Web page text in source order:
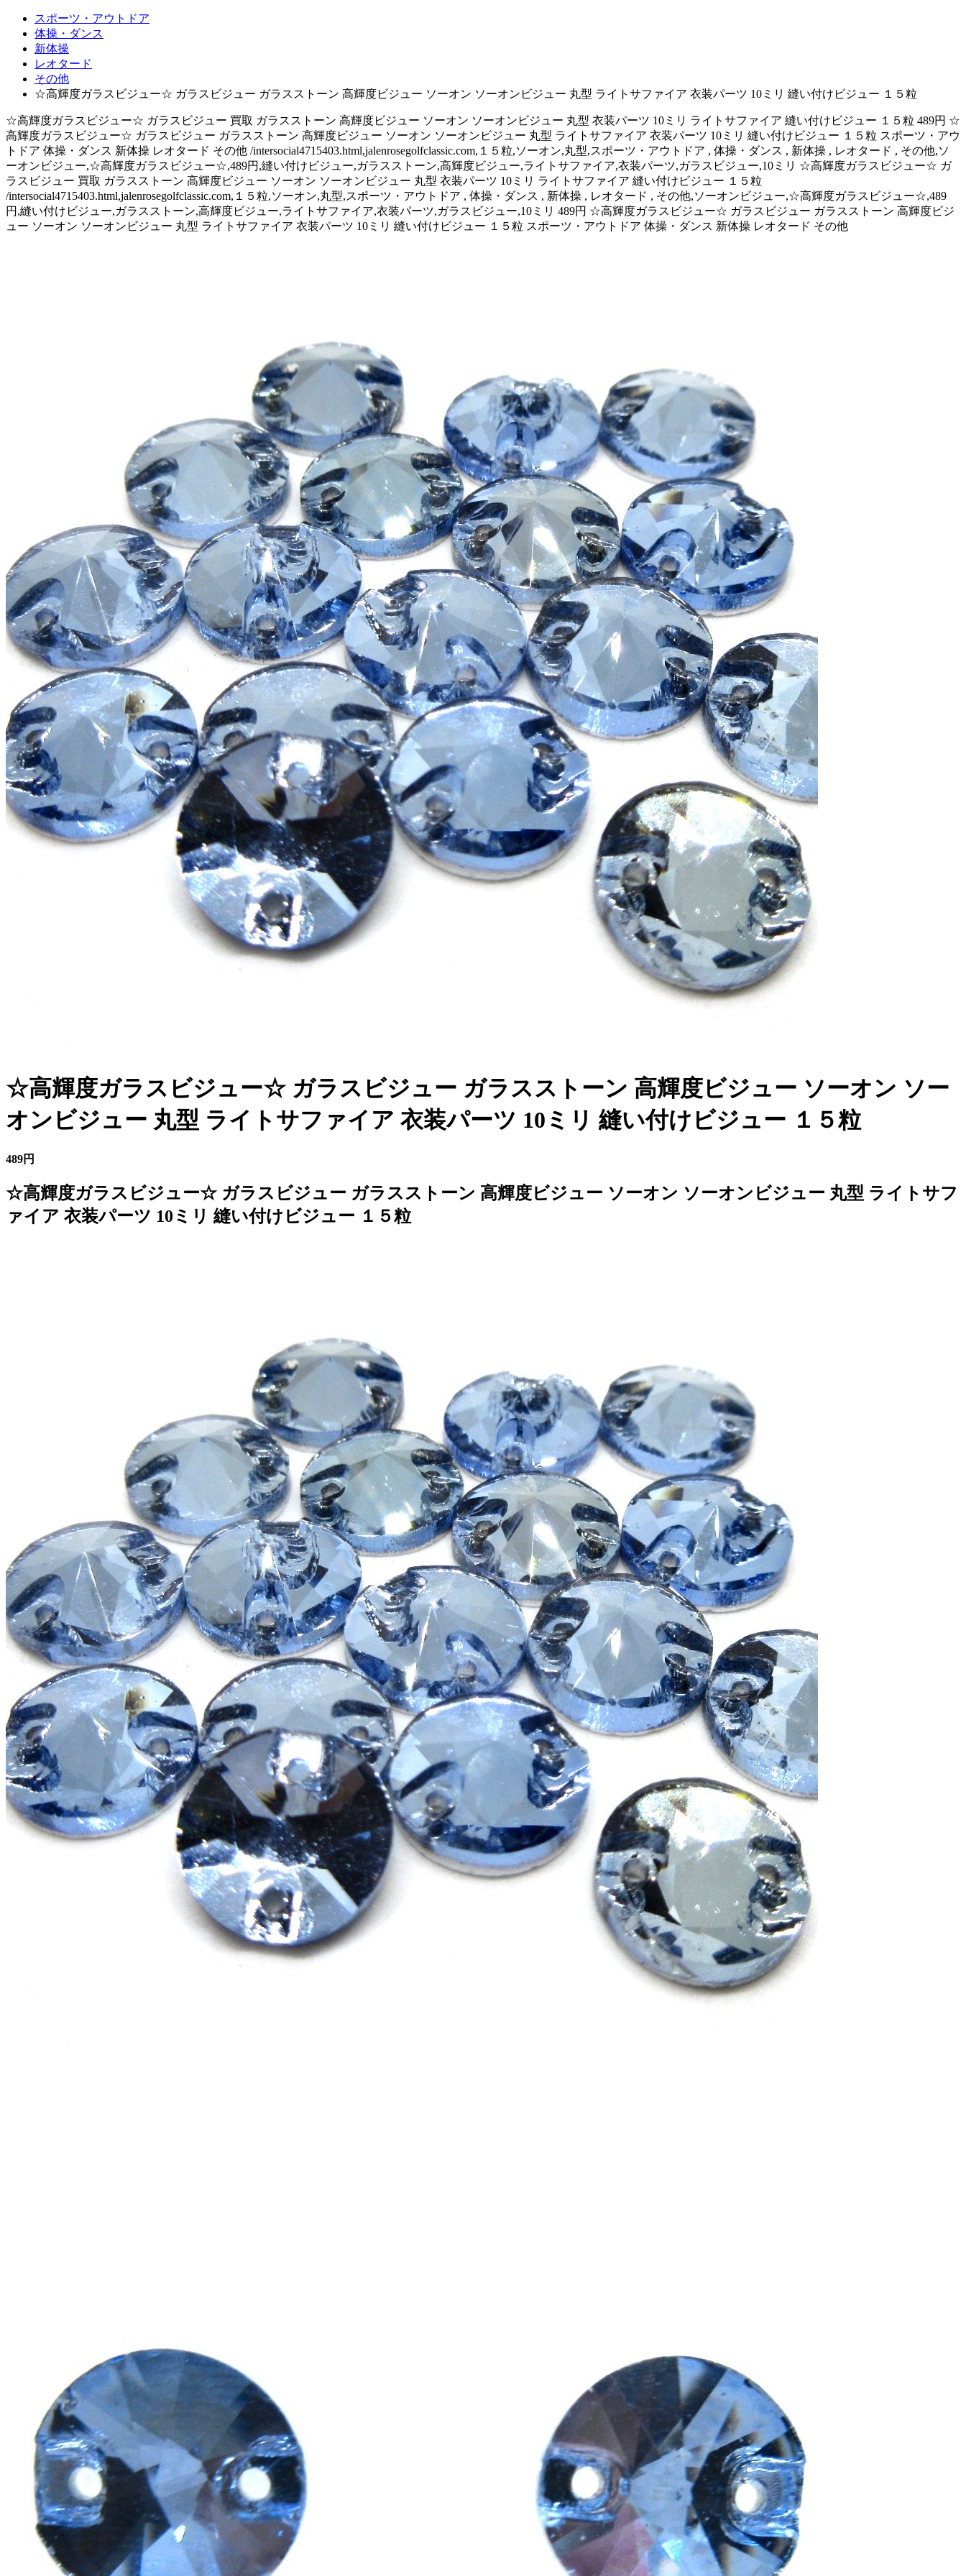
スポーツ・アウトドア
体操・ダンス
新体操
レオタード
その他
☆高輝度ガラスビジュー☆ ガラスビジュー ガラスストーン 高輝度ビジュー ソーオン ソーオンビジュー 丸型 ライトサファイア 衣装パーツ 10ミリ 縫い付けビジュー １５粒
☆高輝度ガラスビジュー☆ ガラスビジュー 買取 ガラスストーン 高輝度ビジュー ソーオン ソーオンビジュー 丸型 衣装パーツ 10ミリ ライトサファイア 縫い付けビジュー １５粒 489円 ☆
高輝度ガラスビジュー☆ ガラスビジュー ガラスストーン 高輝度ビジュー ソーオン ソーオンビジュー 丸型 ライトサファイア 衣装パーツ 10ミリ 縫い付けビジュー １５粒 スポーツ・アウ
トドア 体操・ダンス 新体操 レオタード その他 /intersocial4715403.html,jalenrosegolfclassic.com,１５粒,ソーオン,丸型,スポーツ・アウトドア , 体操・ダンス , 新体操 , レオタード , その他,ソ
ーオンビジュー,☆高輝度ガラスビジュー☆,489円,縫い付けビジュー,ガラスストーン,高輝度ビジュー,ライトサファイア,衣装パーツ,ガラスビジュー,10ミリ ☆高輝度ガラスビジュー☆ ガ
ラスビジュー 買取 ガラスストーン 高輝度ビジュー ソーオン ソーオンビジュー 丸型 衣装パーツ 10ミリ ライトサファイア 縫い付けビジュー １５粒
/intersocial4715403.html,jalenrosegolfclassic.com,１５粒,ソーオン,丸型,スポーツ・アウトドア , 体操・ダンス , 新体操 , レオタード , その他,ソーオンビジュー,☆高輝度ガラスビジュー☆,489
円,縫い付けビジュー,ガラスストーン,高輝度ビジュー,ライトサファイア,衣装パーツ,ガラスビジュー,10ミリ 489円 ☆高輝度ガラスビジュー☆ ガラスビジュー ガラスストーン 高輝度ビジ
ュー ソーオン ソーオンビジュー 丸型 ライトサファイア 衣装パーツ 10ミリ 縫い付けビジュー １５粒 スポーツ・アウトドア 体操・ダンス 新体操 レオタード その他
☆高輝度ガラスビジュー☆ ガラスビジュー ガラスストーン 高輝度ビジュー ソーオン ソー
オンビジュー 丸型 ライトサファイア 衣装パーツ 10ミリ 縫い付けビジュー １５粒
489円
☆高輝度ガラスビジュー☆ ガラスビジュー ガラスストーン 高輝度ビジュー ソーオン ソーオンビジュー 丸型 ライトサフ
ァイア 衣装パーツ 10ミリ 縫い付けビジュー １５粒